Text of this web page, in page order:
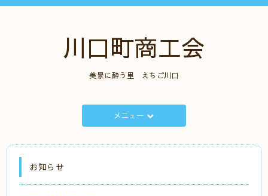
川口町商工会
美景に酔う里 えちご川口
メニュー
お知らせ